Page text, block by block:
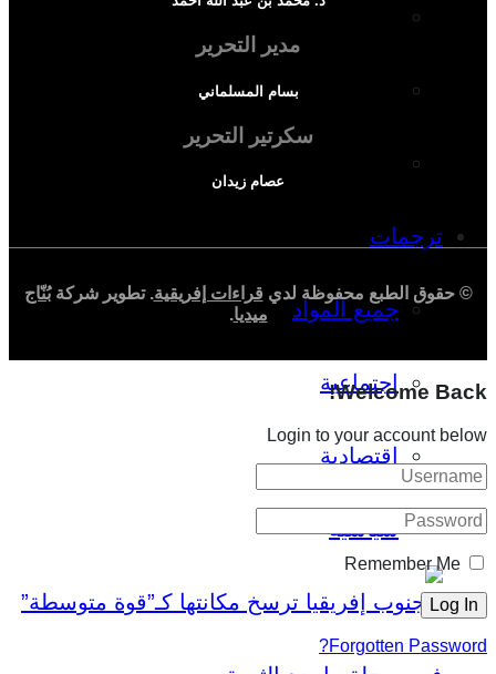
دراسة سياسية
دراسة اجتماعية
ترجمات
جميع المواد
اجتماعية
اقتصادية
سياسية
مدير التحرير
بسام المسلماني
سكرتير التحرير
عصام زيدان
© حقوق الطبع محفوظة لدي قراءات إفريقية. تطوير شركةبُنّاج
ميديا.
Welcome Back!
Login to your account below
Remember Me
Forgotten Password?